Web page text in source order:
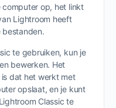
computer op, het linkt
Lightroom heeft
bestanden.
te gebruiken, kun je
bewerken. Het
dat het werkt met
opslaat, en je kunt
Classic te